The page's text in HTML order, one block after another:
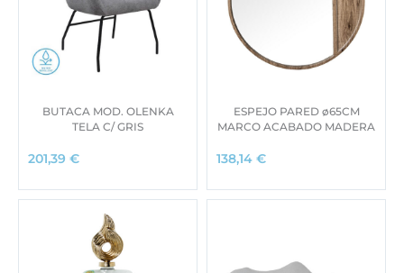
BUTACA MOD. OLENKA
TELA C/ GRIS
201,39 €
ESPEJO PARED ø65CM
MARCO ACABADO MADERA
138,14 €